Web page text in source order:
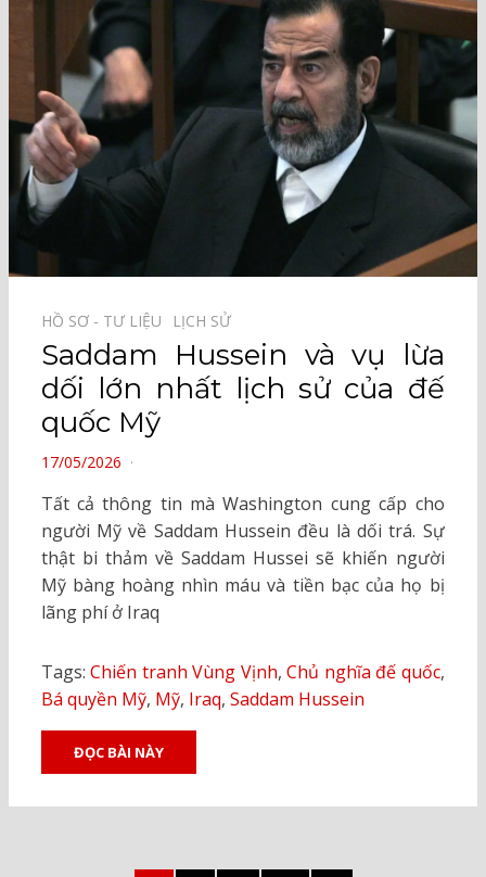
HỒ SƠ - TƯ LIỆU⠀ LỊCH SỬ⠀
Saddam Hussein và vụ lừa
dối lớn nhất lịch sử của đế
quốc Mỹ
POSTED
17/05/2026
Tất cả thông tin mà Washington cung cấp cho
người Mỹ về Saddam Hussein đều là dối trá. Sự
thật bi thảm về Saddam Hussei sẽ khiến người
Mỹ bàng hoàng nhìn máu và tiền bạc của họ bị
lãng phí ở Iraq
Tags: Chiến tranh Vùng Vịnh, Chủ nghĩa đế quốc,
Bá quyền Mỹ, Mỹ, Iraq, Saddam Hussein
ĐỌC BÀI NÀY